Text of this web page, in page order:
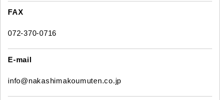
FAX
072-370-0716
E-mail
info@nakashimakoumuten.co.jp